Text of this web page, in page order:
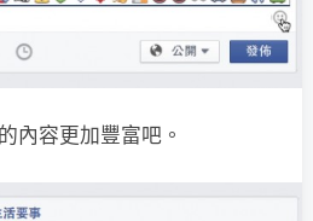
內容更加豐富吧。